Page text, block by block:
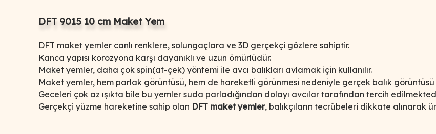
DFT 9015 10 cm Maket Yem
DFT maket yemler canlı renklere, solungaçlara ve 3D gerçekçi gözlere sahiptir.
Kanca yapısı korozyona karşı dayanıklı ve uzun ömürlüdür.
Maket yemler, daha çok spin(at-çek) yöntemi ile avcı balıkları avlamak için kullanılır.
Maket yemler, hem parlak görüntüsü, hem de hareketli görünmesi nedeniyle gerçek balık
Geceleri çok az ışıkta bile bu yemler suda parladığından dolayı avcılar tarafından tercih
Gerçekçi yüzme hareketine sahip olan DFT maket yemler, balıkçıların tecrübeleri dikkate alınarak